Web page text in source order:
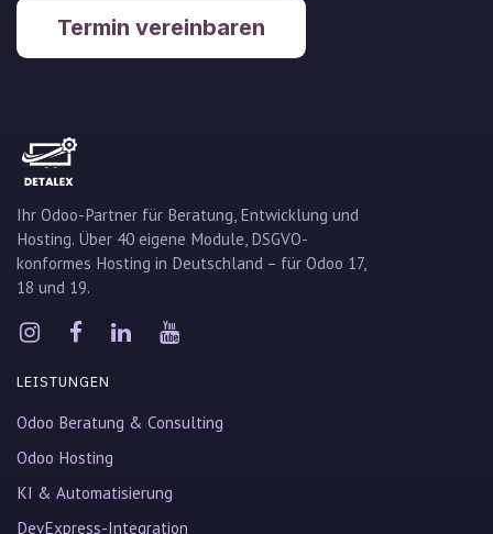
Termin vereinbaren
Ihr Odoo-Partner für Beratung, Entwicklung und
Hosting. Über 40 eigene Module, DSGVO-
konformes Hosting in Deutschland – für Odoo 17,
18 und 19.
LEISTUNGEN
Odoo Beratung & Consulting
Odoo Hosting
KI & Automatisierung
DevExpress-Integration